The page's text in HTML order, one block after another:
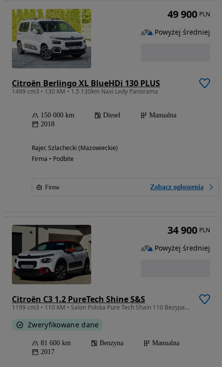
Citroën Berlingo XL BlueHDi 130 PLUS
1499 cm3 • 130 KM • 1.5 130km Navi Ledy Panorama
150 000 km Diesel
Manualna
2018
Rajec Szlachecki (Mazowieckie)
Firma • Podbite
Firma Zobacz ogłoszenia
49 900 PLN
Powyżej średniej
Citroën C3 1.2 PureTech Shine S&S
1199 cm3 • 110 KM • Salon Polska Pure Tech Shain 110 Bezypadkowy Serwisowany
Zweryfikowane dane
81 600 km Benzyna
Manualna
2017
34 900 PLN
Powyżej średniej